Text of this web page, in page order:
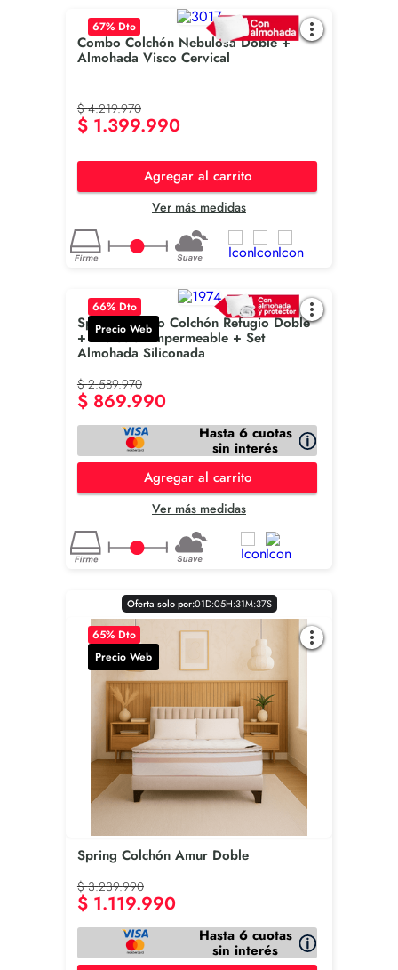
67% Dto
Combo Colchón Nebulosa Doble +
Almohada Visco Cervical
$ 4.219.970
$ 1.399.990
Agregar al carrito
Ver más medidas
66% Dto
Precio Web
Spring Combo Colchón Refugio Doble
+ Protector Impermeable + Set
Almohada Siliconada
$ 2.589.970
$ 869.990
Hasta 6 cuotas
sin interés
Agregar al carrito
Ver más medidas
Oferta solo por:01D:05H:31M:36S
65% Dto
Precio Web
Spring Colchón Amur Doble
$ 3.239.990
$ 1.119.990
Hasta 6 cuotas
sin interés